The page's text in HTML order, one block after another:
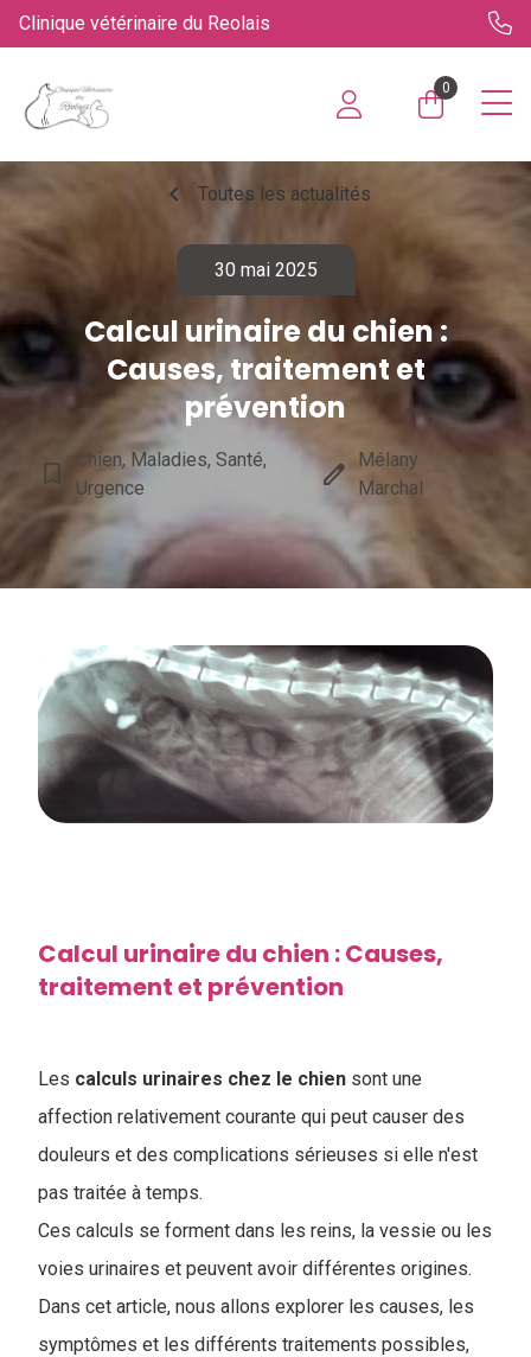
Clinique vétérinaire du Reolais
0
chevron_left Toutes les actualités
30 mai 2025
Calcul urinaire du chien :
Causes, traitement et
prévention
bookmark_border
Chien, Maladies, Santé,
Urgence
edit Mélany
Marchal
Calcul urinaire du chien : Causes,
traitement et prévention
Les calculs urinaires chez le chien sont une
affection relativement courante qui peut causer des
douleurs et des complications sérieuses si elle n'est
pas traitée à temps.
Ces calculs se forment dans les reins, la vessie ou les
voies urinaires et peuvent avoir différentes origines.
Dans cet article, nous allons explorer les causes, les
symptômes et les différents traitements possibles,